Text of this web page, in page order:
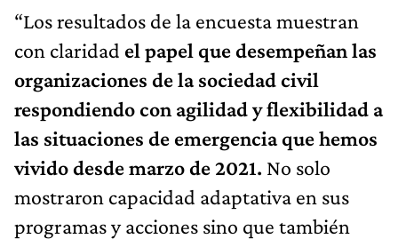
“Los resultados de la encuesta muestran
con claridad el papel que desempeñan las
organizaciones de la sociedad civil
respondiendo con agilidad y flexibilidad a
las situaciones de emergencia que hemos
vivido desde marzo de 2021. No solo
mostraron capacidad adaptativa en sus
programas y acciones sino que también